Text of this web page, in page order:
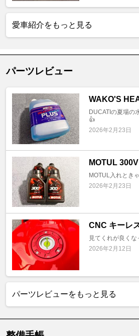
愛車紹介をもっと見る
パーツレビュー
WAKO'S
DUCATIの夏場の
👍
2026年2月23日
MOTUL 300V
MOTUL入れとき
2026年2月23日
CNC キーレ
見てくれが良くな
2026年2月12日
パーツレビューをもっと見る